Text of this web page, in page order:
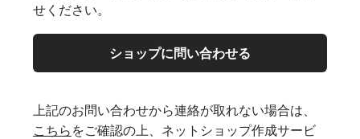
せください。
ショップに問い合わせる
上記のお問い合わせから連絡が取れない場合は、
こちら をご確認の上、ネットショップ作成サービ